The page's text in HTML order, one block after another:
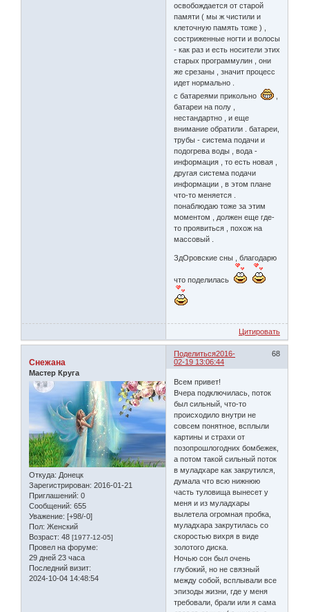
освобождается от старой
памяти ( мы ж чистили и
клеточную память тоже ) ,
состриженные ногти и волосы
- как раз и есть носители этих
старых программулин , они
же срезаны , значит процесс
идет нормально .
с батареями прикольно
батареи на полу ,
нестандартно , и еще
внимание обратили . батареи,
трубы - система подачи и
подогрева воды , вода -
информация , то есть новая ,
другая система подачи
информации , в этом плане
что-то меняется .
понаблюдаю тоже за этим
моментом , должен еще где-
то проявиться , похож на
массовый .
ЗдОровские сны , благодарю
что поделилась
Цитировать
Поделиться 68
2016-
02-19 13:06:44
Снежана
Мастер Круга
Откуда: Донецк
Зарегистрирован: 2016-01-21
Приглашений: 0
Сообщений: 655
Уважение: [+98/-0]
Пол: Женский
Возраст: 48 [1977-12-05]
Провел на форуме:
29 дней 23 часа
Последний визит:
2024-10-04 14:48:54
Всем привет!
Вчера подключилась, поток
был сильный, что-то
происходило внутри не
совсем понятное, всплыли
картины и страхи от
позопрошлогодних бомбежек,
а потом такой сильный поток
в муладхаре как закрутился,
думала что всю нижнюю
часть туловища вынесет у
меня и из муладхары
вылетела огромная пробка,
муладхара закрутилась со
скоростью вихря в виде
золотого диска.
Ночью сон был очень
глубокий, но не связный
между собой, всплывали все
эпизоды жизни, где у меня
требовали, брали или я сама